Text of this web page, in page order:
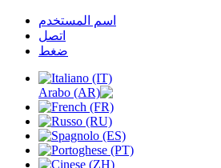
اسم المستخدم
اتصل
ضغط